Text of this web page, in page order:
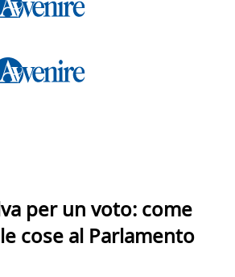
per un voto: come
cose al Parlamento